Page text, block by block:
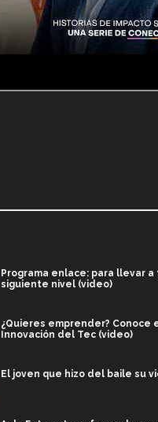
Programa enlace: para llevar
siguiente nivel (video)
¿Quieres emprender? Conoce
Innovación del Tec (video)
El joven que hizo del baile su